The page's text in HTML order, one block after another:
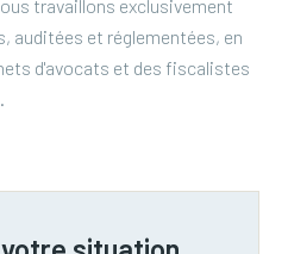
travaillons exclusivement
auditées et réglementées, en
d'avocats et des fiscalistes